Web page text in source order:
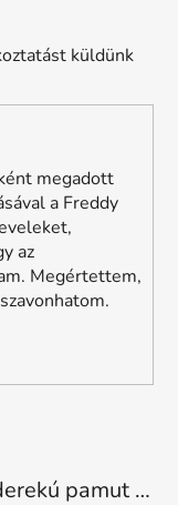
küldünk
megadott
a Freddy
az
Megértettem,
WR.UP® Krém színű magas derekú pamut nadrág RE(MOVE) WRUP1HC001ORG, Z40